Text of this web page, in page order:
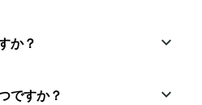
か？
ですか？